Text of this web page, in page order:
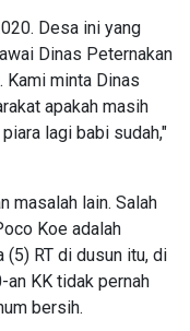
Desa ini yang
Dinas Peternakan
Kami minta Dinas
apakah masih
lagi babi sudah,"
masalah lain. Salah
Koe adalah
(5) RT di dusun itu, di
an KK tidak pernah
bersih.